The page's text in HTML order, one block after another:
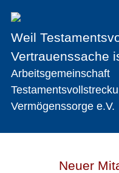
Weil
Vertrauenssache
Arbeitsgemeinschaft
Vermögenssorge e.V.
Neuer